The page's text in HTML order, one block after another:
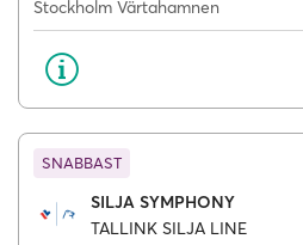
Stockholm Värtahamnen
SNABBAST
SILJA SYMPHONY
TALLINK SILJA LINE